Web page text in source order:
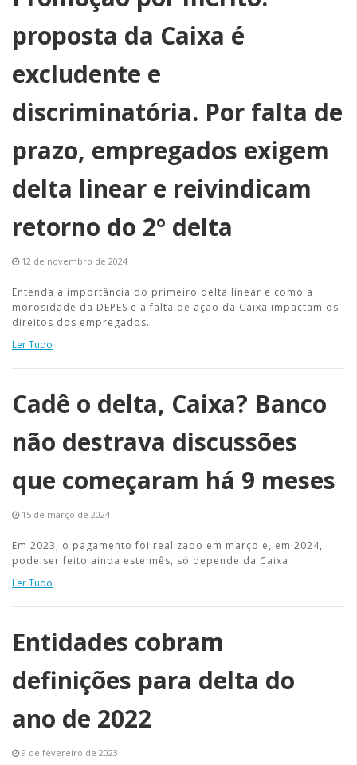
proposta da Caixa é
excludente e
discriminatória. Por falta de
prazo, empregados exigem
delta linear e reivindicam
retorno do 2º delta
12 de novembro de 2024
Entenda a importância do primeiro delta linear e como a
morosidade da DEPES e a falta de ação da Caixa impactam os
direitos dos empregados.
Ler Tudo
Cadê o delta, Caixa? Banco
não destrava discussões
que começaram há 9 meses
15 de março de 2024
Em 2023, o pagamento foi realizado em março e, em 2024,
pode ser feito ainda este mês, só depende da Caixa
Ler Tudo
Entidades cobram
definições para delta do
ano de 2022
9 de fevereiro de 2023